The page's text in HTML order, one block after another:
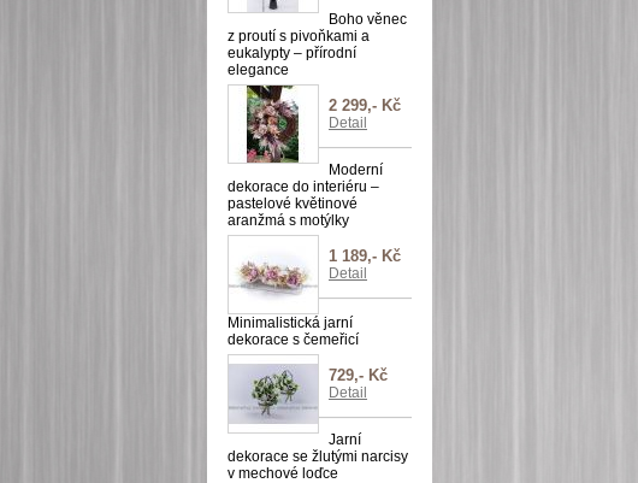
Boho věnec
z proutí s pivoňkami a
eukalypty – přírodní
elegance
2 299,- Kč
Detail
Moderní
dekorace do interiéru –
pastelové květinové
aranžmá s motýlky
1 189,- Kč
Detail
Minimalistická jarní
dekorace s čemeřicí
729,- Kč
Detail
Jarní
dekorace se žlutými narcisy
v mechové loďce